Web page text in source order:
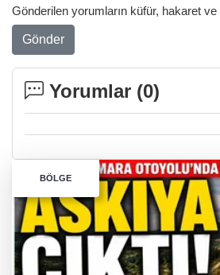
Gönderilen yorumların küfür, hakaret
Gönder
Yorumlar (0)
BÖLGE